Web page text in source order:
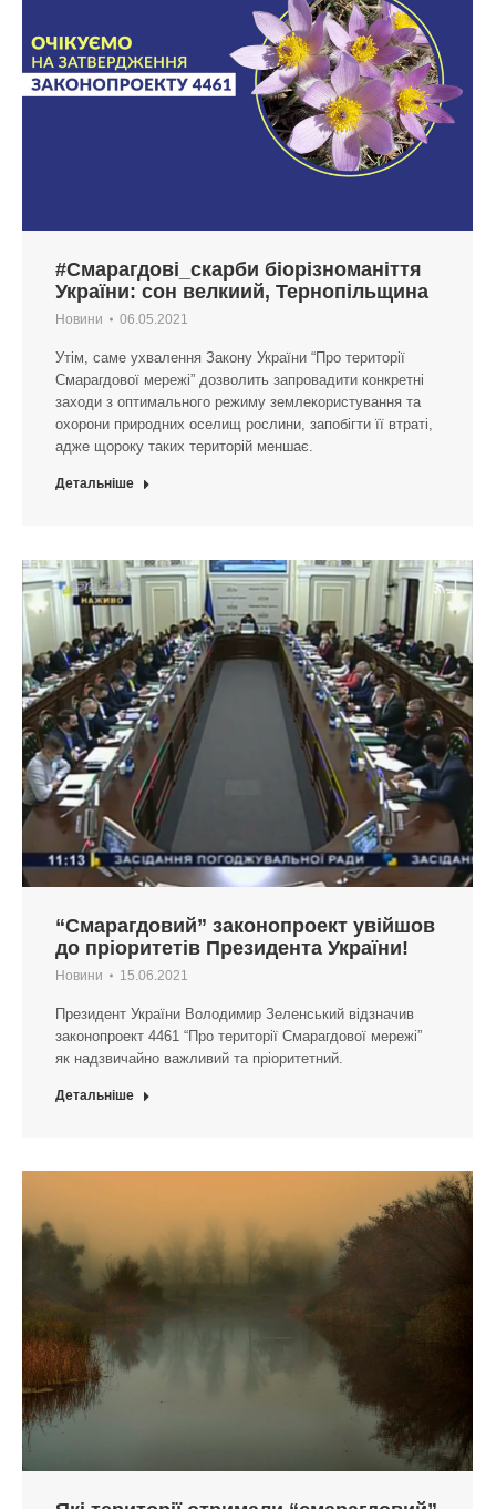
#Смарагдові_скарби біорізноманіття
України: сон велкиий, Тернопільщина
Новини 06.05.2021
Утім, саме ухвалення Закону України “Про території
Смарагдової мережі” дозволить запровадити конкретні
заходи з оптимального режиму землекористування та
охорони природних оселищ рослини, запобігти її втраті,
адже щороку таких територій меншає.
Детальніше
“Смарагдовий” законопроект увійшов
до пріоритетів Президента України!
Новини 15.06.2021
Президент України Володимир Зеленський відзначив
законопроект 4461 “Про території Смарагдової мережі”
як надзвичайно важливий та пріоритетний.
Детальніше